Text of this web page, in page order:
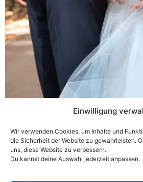
Einwilligung
Wir verwenden Cookies, um Inhalte und
die Sicherheit der Website zu gewährleisten.
uns, diese Website zu verbessern.
Du kannst deine Auswahl jederzeit anpassen.